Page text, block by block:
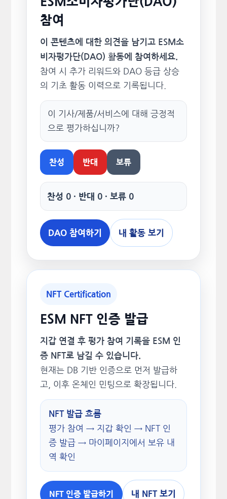
참여
이 콘텐츠에 대한 의견을 남기고 ESM소
비자평가단(DAO) 활동에 참여하세요.
참여 시 추가 리워드와 DAO 등급 상승
의 기초 활동 이력으로 기록됩니다.
이 기사/제품/서비스에 대해 긍정적
으로 평가하십니까?
찬성 반대 보류
찬성 0 · 반대 0 · 보류 0
DAO 참여하기 내 활동 보기
NFT Certification
ESM NFT 인증 발급
지갑 연결 후 평가 참여 기록을 ESM 인
증 NFT로 남길 수 있습니다.
현재는 DB 기반 인증으로 먼저 발급하
고, 이후 온체인 민팅으로 확장됩니다.
NFT 발급 흐름
평가 참여 → 지갑 확인 → NFT 인
증 발급 → 마이페이지에서 보유 내
역 확인
NFT 인증 발급하기 내 NFT 보기